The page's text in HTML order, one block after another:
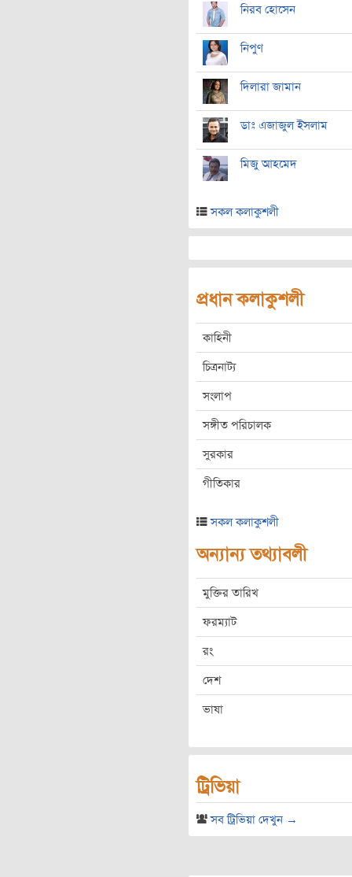
নিরব হোসেন
নিপুণ
দিলারা জামান
ডাঃ এজাজুল ইসলাম
মিজু আহমেদ
সকল কলাকুশলী
প্রধান কলাকুশলী
কাহিনী
চিত্রনাট্য
সংলাপ
সঙ্গীত পরিচালক
সুরকার
গীতিকার
সকল কলাকুশলী
অন্যান্য তথ্যাবলী
মুক্তির তারিখ
ফরম্যাট
রং
দেশ
ভাষা
ট্রিভিয়া
সব ট্রিভিয়া দেখুন →